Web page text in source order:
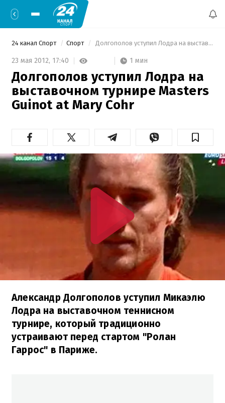
24 канал Спорт Спорт Долгополов уступил Лодра на выставочном турнире Masters Guinot at Mary Cohr
23 мая 2012, 17:40 1 мин
Долгополов уступил Лодра на
выставочном турнире Masters
Guinot at Mary Cohr
Александр Долгополов уступил Микаэлю
Лодра на выставочном теннисном
турнире, который традиционно
устраивают перед стартом "Ролан
Гаррос" в Париже.